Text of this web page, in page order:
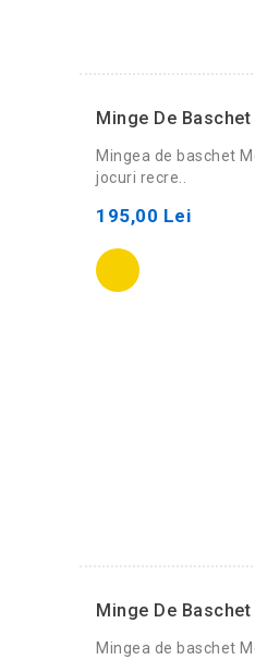
Minge De
Mingea de baschet
jocuri recre..
195,00 Lei
Minge De
Mingea de baschet